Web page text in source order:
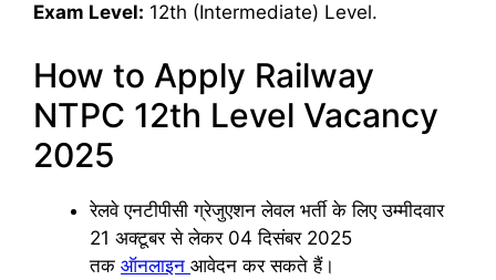
Exam Level: 12th (Intermediate) Level.
How to Apply Railway
NTPC 12th Level Vacancy
2025
रेलवे एनटीपीसी ग्रेजुएशन लेवल भर्ती के लिए उम्मीदवार
21 अक्टूबर से लेकर 04 दिसंबर 2025
तक ऑनलाइन आवेदन कर सकते हैं।